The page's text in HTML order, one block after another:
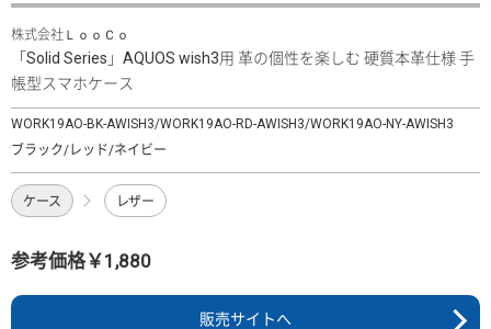
株式会社ＬｏｏＣｏ
「Solid Series」AQUOS wish3用 革の個性を楽しむ 硬質本革仕様 手
帳型スマホケース
WORK19AO-BK-AWISH3/WORK19AO-RD-AWISH3/WORK19AO-NY-AWISH3
ブラック/レッド/ネイビー
ケース レザー
参考価格￥1,880
販売サイトへ